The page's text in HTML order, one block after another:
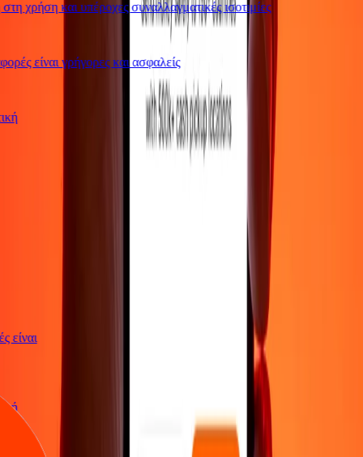
χρήση και υπέροχες συναλλαγματικές ισοτιμίες
είναι γρήγορες και ασφαλείς
είναι